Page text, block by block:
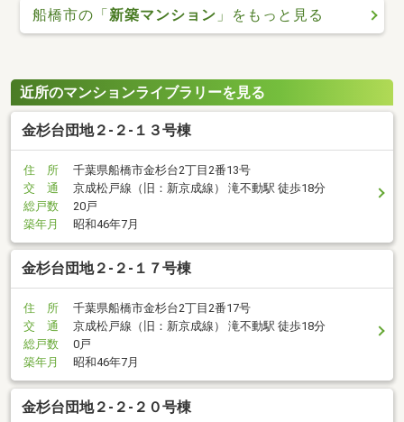
船橋市の「新築マンション 」をもっと見る
近所のマンションライブラリーを見る
金杉台団地２-２-１３号棟
住 所
千葉県船橋市金杉台2丁目2番13号
交 通
京成松戸線（旧：新京成線） 滝不動駅 徒歩18分
総戸数
20戸
築年月
昭和46年7月
金杉台団地２-２-１７号棟
住 所
千葉県船橋市金杉台2丁目2番17号
交 通
京成松戸線（旧：新京成線） 滝不動駅 徒歩18分
総戸数
0戸
築年月
昭和46年7月
金杉台団地２-２-２０号棟